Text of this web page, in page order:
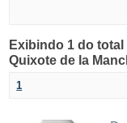
Exibindo 1 do
Quixote de la
1